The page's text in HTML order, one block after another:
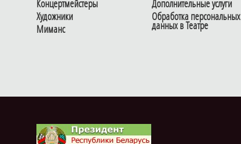
Концертмейстеры
Художники
Миманс
Дополнительные услуги
Обработка персональных
данных в Театре